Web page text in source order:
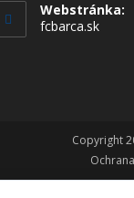
Webstránka:
fcbarca.sk
Copyright